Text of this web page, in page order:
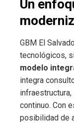
Un
GBM El
tecnológicos,
modelo
integra
continuo. Con
posibilidad de